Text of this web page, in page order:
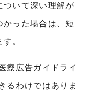
ついて深い理解が
かった場合は、短
。
療広告ガイドライ
るわけではありま